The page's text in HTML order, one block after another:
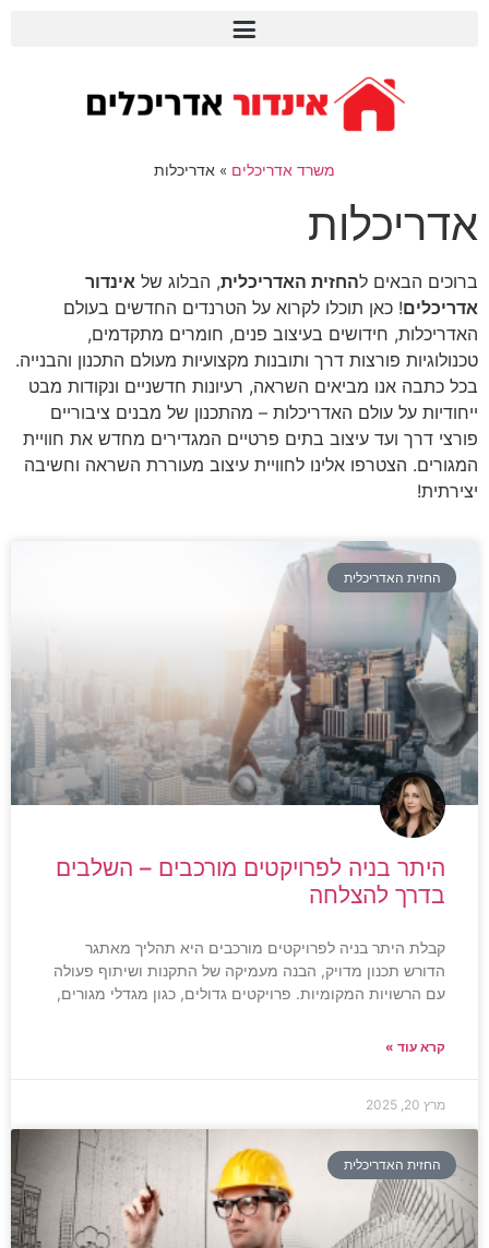
משרד אדריכלים » אדריכלות
אדריכלות
ברוכים הבאים להחזית האדריכלית, הבלוג של אינדור
אדריכלים! כאן תוכלו לקרוא על הטרנדים החדשים בעולם
האדריכלות, חידושים בעיצוב פנים, חומרים מתקדמים,
טכנולוגיות פורצות דרך ותובנות מקצועיות מעולם התכנון והבנייה.
בכל כתבה אנו מביאים השראה, רעיונות חדשניים ונקודות מבט
ייחודיות על עולם האדריכלות – מהתכנון של מבנים ציבוריים
פורצי דרך ועד עיצוב בתים פרטיים המגדירים מחדש את חוויית
המגורים. הצטרפו אלינו לחוויית עיצוב מעוררת השראה וחשיבה
יצירתית!
החזית האדריכלית
היתר בניה לפרויקטים מורכבים – השלבים
בדרך להצלחה
קבלת היתר בניה לפרויקטים מורכבים היא תהליך מאתגר
הדורש תכנון מדויק, הבנה מעמיקה של התקנות ושיתוף פעולה
עם הרשויות המקומיות. פרויקטים גדולים, כגון מגדלי מגורים,
קרא עוד »
מרץ 20, 2025
החזית האדריכלית